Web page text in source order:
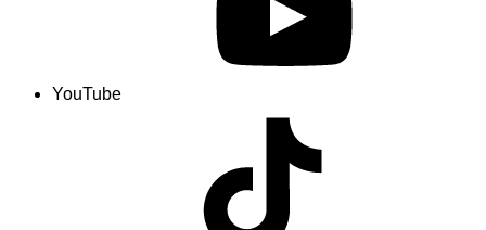
YouTube